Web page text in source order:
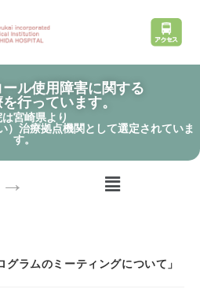
ル使用障害に関する
行っています。
は宮崎県より
）治療拠点機関として選定されていま
す。
グラムのミーティングについて」